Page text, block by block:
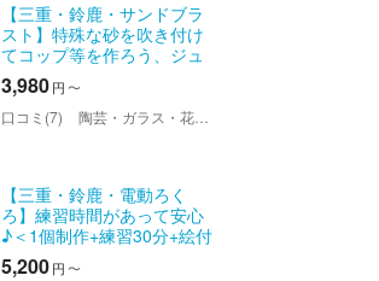
【三重・鈴鹿・サンドブラ
スト】特殊な砂を吹き付け
てコップ等を作ろう、ジュ
ースで乾杯付き！
3,980円 〜
口コミ(7) 陶芸・ガラス・花キャンドル教室ちよの＜鈴鹿店＞
【三重・鈴鹿・電動ろく
ろ】練習時間があって安心
♪＜1個制作+練習30分+絵付
け＋色付け＞
5,200円 〜